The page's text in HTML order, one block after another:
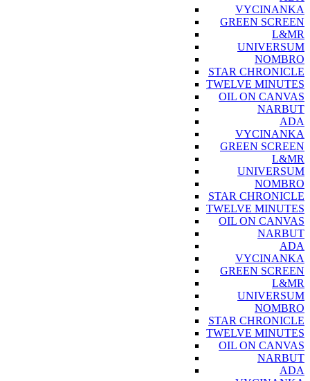
VYCINANKA
GREEN SCREEN
L&MR
UNIVERSUM
NOMBRO
STAR CHRONICLE
TWELVE MINUTES
OIL ON CANVAS
NARBUT
ADA
VYCINANKA
GREEN SCREEN
L&MR
UNIVERSUM
NOMBRO
STAR CHRONICLE
TWELVE MINUTES
OIL ON CANVAS
NARBUT
ADA
VYCINANKA
GREEN SCREEN
L&MR
UNIVERSUM
NOMBRO
STAR CHRONICLE
TWELVE MINUTES
OIL ON CANVAS
NARBUT
ADA